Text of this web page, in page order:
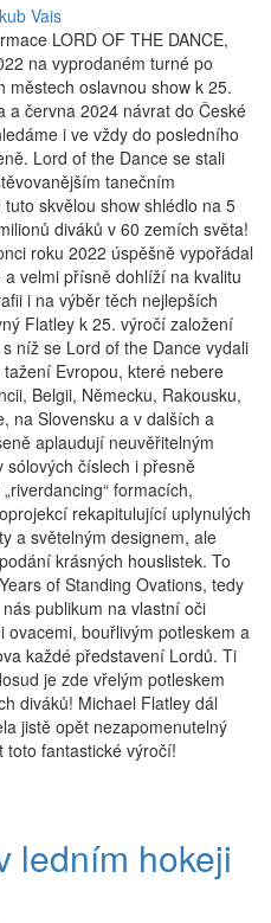
Vais
LORD OF THE DANCE,
na vyprodaném turné po
městech oslavnou show k 25.
a června 2024 návrat do České
i ve vždy do posledního
Lord of the Dance se stali
tanečním
skvělou show shlédlo na 5
diváků v 60 zemích světa!
roku 2022 úspěšně vypořádal
velmi přísně dohlíží na kvalitu
i na výběr těch nejlepších
Flatley k 25. výročí založení
níž se Lord of the Dance vydali
Evropou, které nebere
Belgii, Německu, Rakousku,
na Slovensku a v dalších a
aplaudují neuvěřitelným
sólových číslech i přesně
formacích,
rekapitulující uplynulých
a světelným designem, ale
krásných houslistek. To
of Standing Ovations, tedy
publikum na vlastní oči
ovacemi, bouřlivým potleskem a
každé představení Lordů. Ti
je zde vřelým potleskem
diváků! Michael Flatley dál
jistě opět nezapomenutelný
toto fantastické výročí!
ledním hokeji